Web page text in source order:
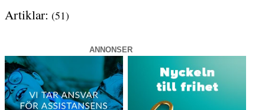
Artiklar:(51)
ANNONSER